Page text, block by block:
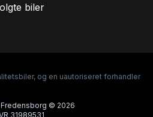
biler
og en uautoriseret forhandler
© 2026
31989531